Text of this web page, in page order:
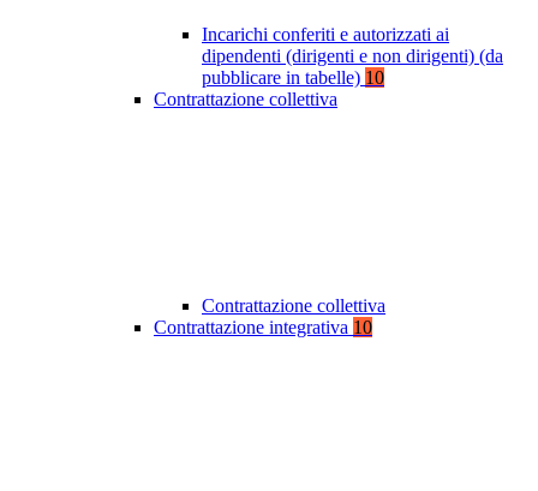
Incarichi conferiti e autorizzati ai
dipendenti (dirigenti e non dirigenti) (da
pubblicare in tabelle) 10
Contrattazione collettiva
Contrattazione collettiva
Contrattazione integrativa 10